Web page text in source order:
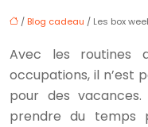
/ Blog cadeau / Les box
Avec les routines
occupations, il n’est
pour des
prendre du temps